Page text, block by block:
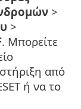
>
>
. Μπορείτε
από
ή να το